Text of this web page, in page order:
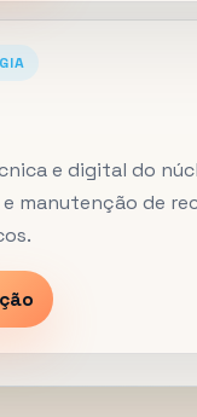
e digital do
manutenção de